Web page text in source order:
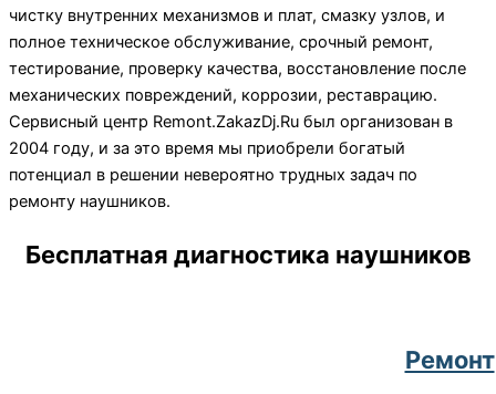
чистку внутренних механизмов и плат, смазку узлов, и
полное техническое обслуживание, срочный ремонт,
тестирование, проверку качества, восстановление после
механических повреждений, коррозии, реставрацию.
Сервисный центр Remont.ZakazDj.Ru был организован в
2004 году, и за это время мы приобрели богатый
потенциал в решении невероятно трудных задач по
ремонту наушников.
Бесплатная диагностика наушников
Ремонт